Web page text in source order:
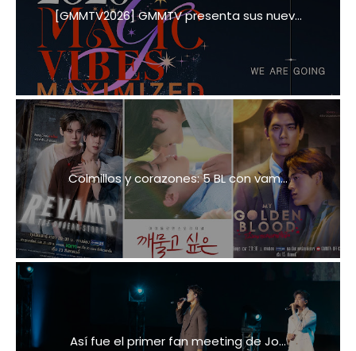
[GMMTV2026] GMMTV presenta sus nuev...
Colmillos y corazones: 5 BL con vam...
Así fue el primer fan meeting de Jo...